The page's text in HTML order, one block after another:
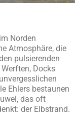
Norden
Atmosphäre, die
pulsierenden
Docks
Ehlers bestaunen
das oft
der Elbstrand.